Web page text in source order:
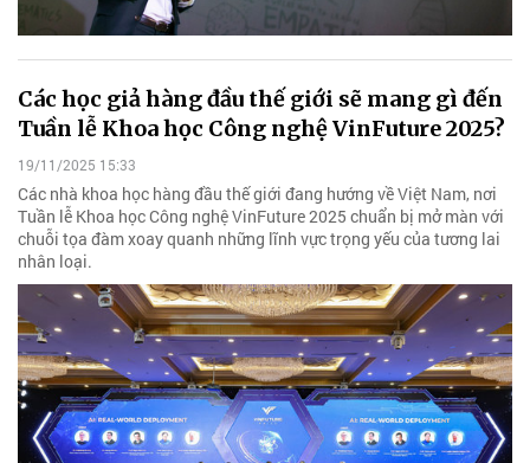
Các học giả hàng đầu thế giới sẽ mang gì đến
Tuần lễ Khoa học Công nghệ VinFuture 2025?
19/11/2025 15:33
Các nhà khoa học hàng đầu thế giới đang hướng về Việt Nam, nơi
Tuần lễ Khoa học Công nghệ VinFuture 2025 chuẩn bị mở màn với
chuỗi tọa đàm xoay quanh những lĩnh vực trọng yếu của tương lai
nhân loại.